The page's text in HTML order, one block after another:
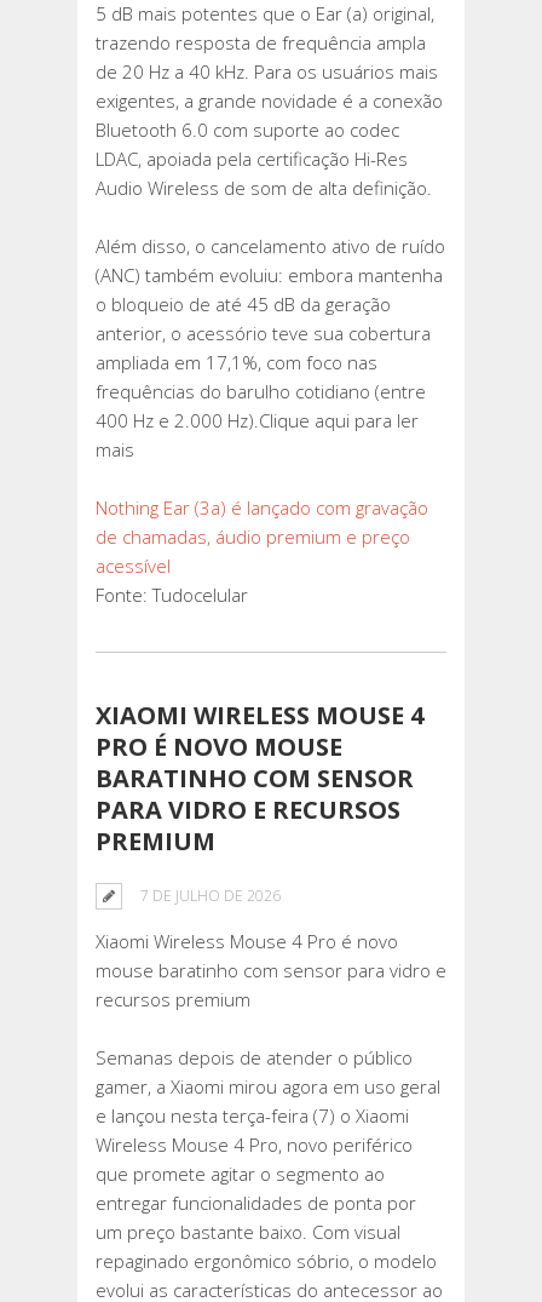
5 dB mais potentes que o Ear (a) original,
trazendo resposta de frequência ampla
de 20 Hz a 40 kHz. Para os usuários mais
exigentes, a grande novidade é a conexão
Bluetooth 6.0 com suporte ao codec
LDAC, apoiada pela certificação Hi-Res
Audio Wireless de som de alta definição.
Além disso, o cancelamento ativo de ruído
(ANC) também evoluiu: embora mantenha
o bloqueio de até 45 dB da geração
anterior, o acessório teve sua cobertura
ampliada em 17,1%, com foco nas
frequências do barulho cotidiano (entre
400 Hz e 2.000 Hz).Clique aqui para ler
mais
Nothing Ear (3a) é lançado com gravação
de chamadas, áudio premium e preço
acessível
Fonte: Tudocelular
XIAOMI WIRELESS MOUSE 4
PRO É NOVO MOUSE
BARATINHO COM SENSOR
PARA VIDRO E RECURSOS
PREMIUM
7 DE JULHO DE 2026
Xiaomi Wireless Mouse 4 Pro é novo
mouse baratinho com sensor para vidro e
recursos premium
Semanas depois de atender o público
gamer, a Xiaomi mirou agora em uso geral
e lançou nesta terça-feira (7) o Xiaomi
Wireless Mouse 4 Pro, novo periférico
que promete agitar o segmento ao
entregar funcionalidades de ponta por
um preço bastante baixo. Com visual
repaginado ergonômico sóbrio, o modelo
evolui as características do antecessor ao